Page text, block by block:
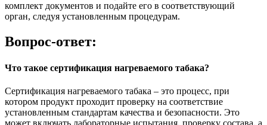
комплект документов и подайте его в соответствующий
орган, следуя установленным процедурам.
Вопрос-ответ:
Что такое сертификация нагреваемого табака?
Сертификация нагреваемого табака – это процесс, при
котором продукт проходит проверку на соответствие
установленным стандартам качества и безопасности. Это
может включать лабораторные испытания, проверку состава, а